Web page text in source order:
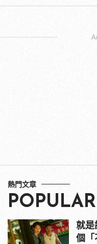
熱門文章
POPULAR
就是
個「